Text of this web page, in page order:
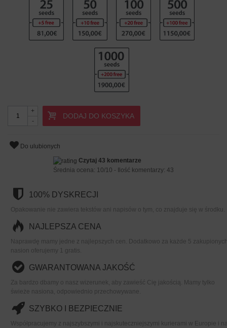
-
+
DODAJ DO KOSZYKA
Do ulubionych
Czytaj 43 komentarze
Średnia ocena: 10/10 - Ilość komentarzy: 43
100% DYSKRECJI
Opakowanie nie zawiera tekstów ani napisów o tym, co znajduje się w środku.
NAJLEPSZA CENA
Naprawdę mamy jedne z najlepszych cen. Dodatkowo za każde 5
nasion oferujemy 1 gratis.
GWARANTOWANA JAKOŚĆ
Za bardzo dbamy o nasz wizerunek, aby zawieść Cię jakością. Mamy tylko
świeże nasiona, odpowiednio przechowywane.
SZYBKO I BEZPIECZNIE
Współpracujemy z najszybszymi i najskuteczniejszymi kurierami w Europie i